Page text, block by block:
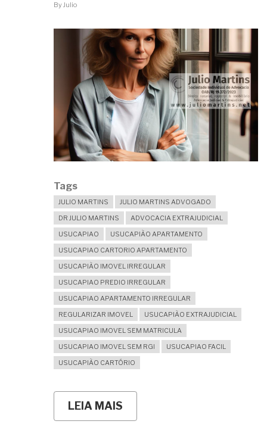
ByJulio
Tags
JULIO MARTINS
JULIO MARTINS ADVOGADO
DR JULIO MARTINS
ADVOCACIA EXTRAJUDICIAL
USUCAPIAO
USUCAPIÃO APARTAMENTO
USUCAPIAO CARTORIO APARTAMENTO
USUCAPIÃO IMOVEL IRREGULAR
USUCAPIAO PREDIO IRREGULAR
USUCAPIAO APARTAMENTO IRREGULAR
REGULARIZAR IMOVEL
USUCAPIÃO EXTRAJUDICIAL
USUCAPIAO IMOVEL SEM MATRICULA
USUCAPIAO IMOVEL SEM RGI
USUCAPIAO FACIL
USUCAPIÃO CARTÓRIO
LEIA MAIS
NEM